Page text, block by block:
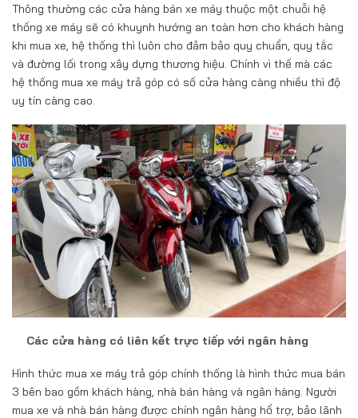
Thông thường các cửa hàng bán xe máy thuộc một chuỗi hệ
thống xe máy sẽ có khuynh hướng an toàn hơn cho khách hàng
khi mua xe, hệ thống thì luôn cho đảm bảo quy chuẩn, quy tắc
và đường lối trong xây dựng thương hiệu. Chính vì thế mà các
hệ thống mua xe máy trả góp có số cửa hàng càng nhiều thì độ
uy tín càng cao.
Các cửa hàng có liên kết trực tiếp với ngân hàng
Hình thức mua xe máy trả góp chính thống là hình thức mua bán
3 bên bao gồm khách hàng, nhà bán hàng và ngân hàng. Người
mua xe và nhà bán hàng được chính ngân hàng hổ trợ, bảo lãnh